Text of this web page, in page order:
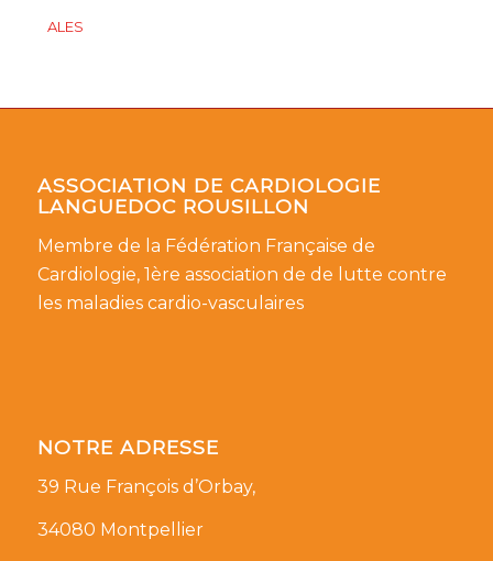
ALES
ASSOCIATION DE CARDIOLOGIE
LANGUEDOC ROUSILLON
Membre de la Fédération Française de
Cardiologie, 1ère association de de lutte contre
les maladies cardio-vasculaires
NOTRE ADRESSE
39 Rue François d’Orbay,
34080 Montpellier